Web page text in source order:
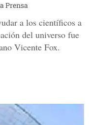
Prensa
a los científicos a
del universo fue
Vicente Fox.